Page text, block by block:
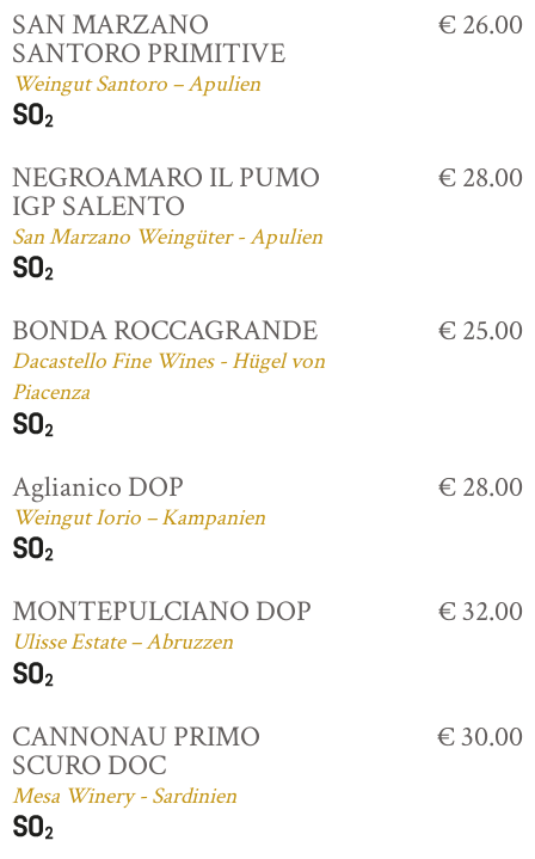
SAN MARZANO
SANTORO PRIMITIVE
Weingut Santoro – Apulien
€ 26.00
NEGROAMARO IL PUMO
IGP SALENTO
San Marzano Weingüter - Apulien
€ 28.00
BONDA ROCCAGRANDE
Dacastello Fine Wines - Hügel von
Piacenza
€ 25.00
Aglianico DOP
Weingut Iorio – Kampanien
€ 28.00
MONTEPULCIANO DOP
Ulisse Estate – Abruzzen
€ 32.00
CANNONAU PRIMO
SCURO DOC
Mesa Winery - Sardinien
€ 30.00